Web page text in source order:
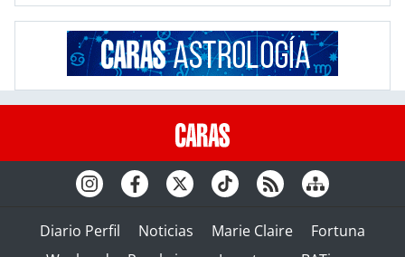
Diario Perfil Noticias Marie Claire
Fortuna